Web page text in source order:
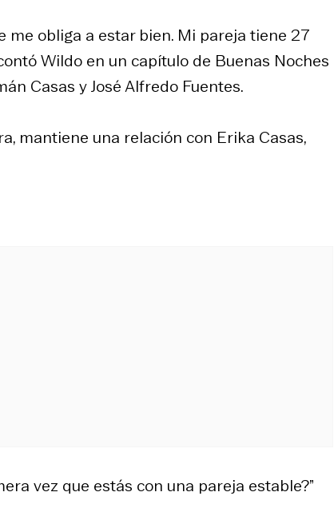
me obliga a estar bien. Mi pareja tiene 27
Wildo en un capítulo de Buenas Noches
Casas y José Alfredo Fuentes.
mantiene una relación con Erika Casas,
vez que estás con una pareja estable?”